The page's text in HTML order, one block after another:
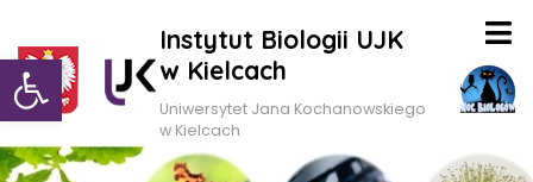
Otwórz pasek narzędzi
Instytut Biologii UJK
w Kielcach
Uniwersytet Jana Kochanowskiego
w Kielcach